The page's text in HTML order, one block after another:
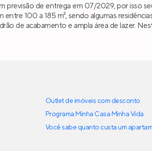
previsão de entrega em 07/2029, por isso
100 a 185 m², sendo algumas
de acabamento e ampla área de lazer.
Outlet de imóveis com desconto
Programa Minha Casa Minha Vida
Você sabe quanto custa um